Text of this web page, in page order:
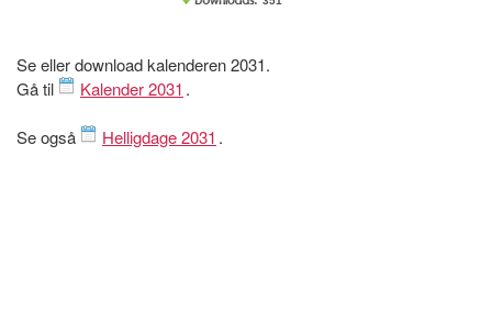
Se eller download kalenderen 2031.
Gå til
Kalender 2031 .
Se også Helligdage 2031 .